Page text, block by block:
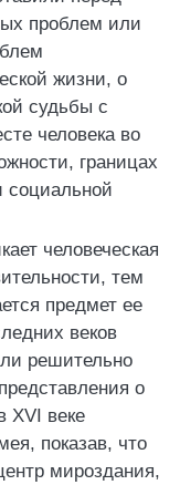
проблем или
жизни, о
судьбы с
человека во
границах
социальной
человеческая
тем
предмет ее
веков
решительно
о
XVI веке
показав, что
мироздания,